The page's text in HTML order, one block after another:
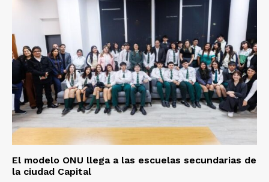
El modelo ONU llega a las escuelas secundarias de
la ciudad Capital